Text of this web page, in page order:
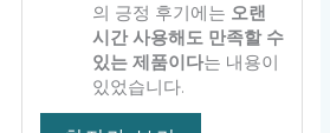
의 긍정 후기에는 오랜
시간 사용해도 만족할 수
있는 제품이다는 내용이
있었습니다.